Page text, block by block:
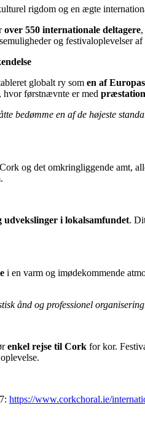
rigdom og en ægte
over 550 internationale deltagere
og festivaloplevelser
globalt ry som en af
, hvor førstnævnte er med
bedømme en af de højeste
og det omkringliggende amt,
udvekslinger i lokalsamfundet.
i en varm og imødekommende
ånd og professionel
enkel rejse til Cork for kor.
https://www.corkchoral.ie/